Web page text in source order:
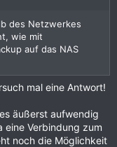
des Netzwerkes
wie mit
auf das NAS
mal eine Antwort!
äußerst aufwendig
eine Verbindung zum
noch die Möglichkeit